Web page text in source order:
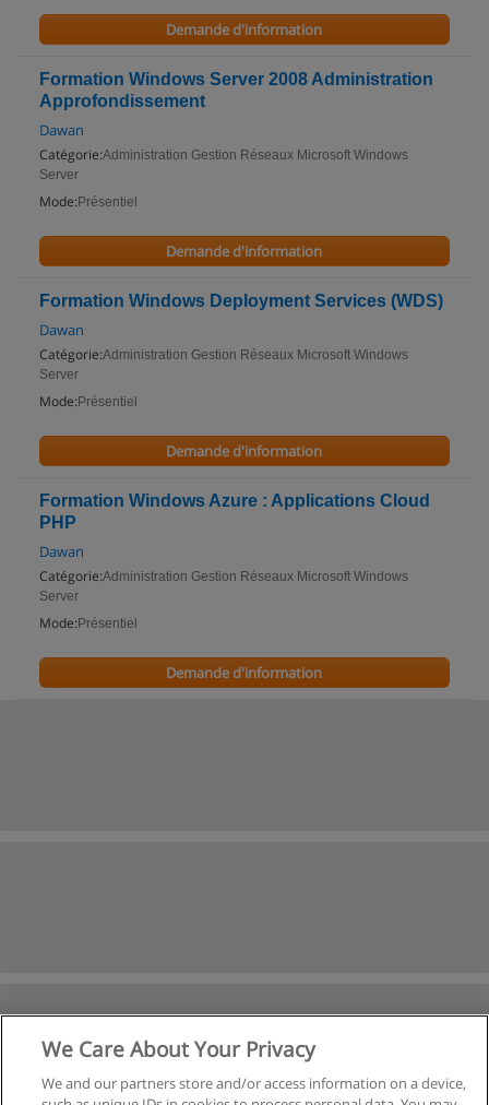
Demande d'information
Formation Windows Server 2008 Administration
Approfondissement
Dawan
Catégorie:Administration Gestion Réseaux Microsoft Windows
Server
Mode: Présentiel
Demande d'information
Formation Windows Deployment Services (WDS)
Dawan
Catégorie:Administration Gestion Réseaux Microsoft Windows
Server
Mode: Présentiel
Demande d'information
Formation Windows Azure : Applications Cloud
PHP
Dawan
Catégorie:Administration Gestion Réseaux Microsoft Windows
Server
Mode: Présentiel
Demande d'information
We Care About Your Privacy
We and our partners store and/or access information on a device,